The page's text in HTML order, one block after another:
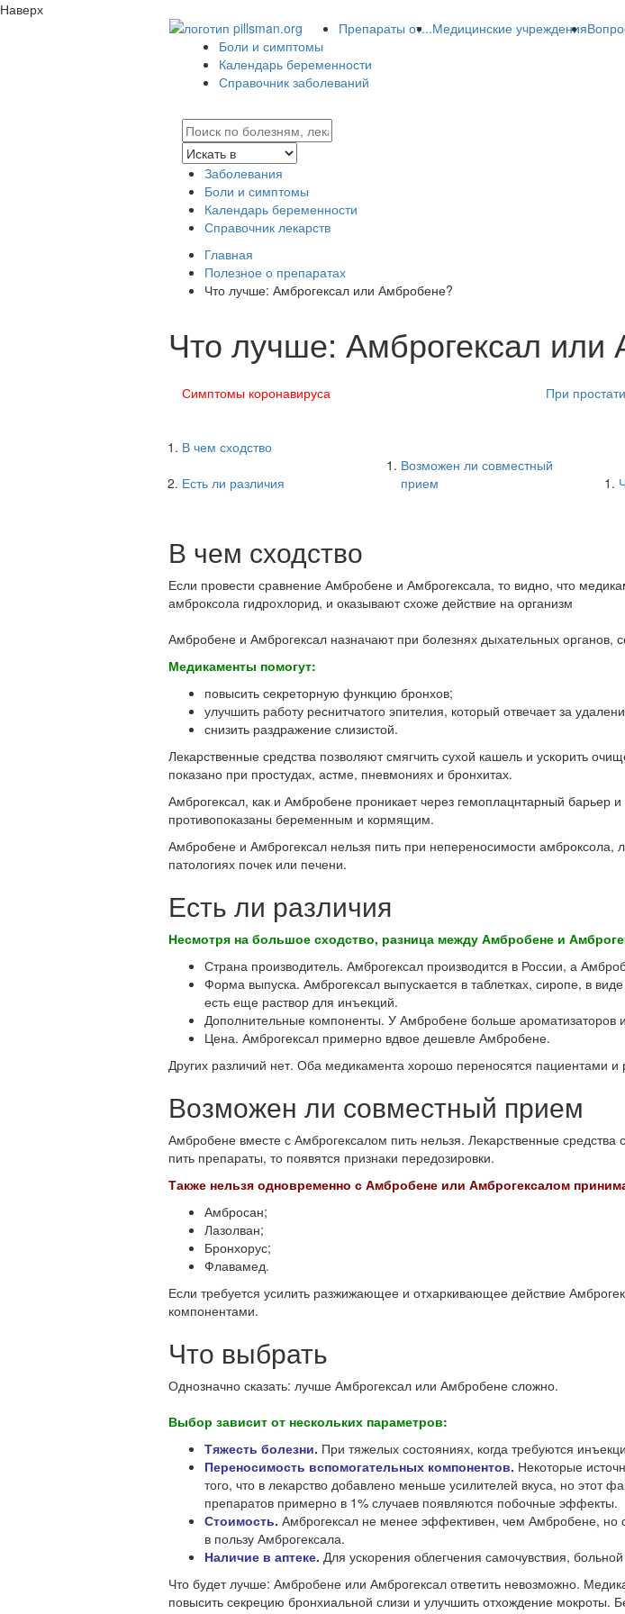
Наверх
Препараты от...Медицинские учреждения
Боли и симптомы
Календарь беременности
Справочник заболеваний
Заболевания
Боли и симптомы
Календарь беременности
Справочник лекарств
Главная
Полезное о препаратах
Что лучше: Амброгексал или Амбробене?
Что лучше: Амброгексал или
Симптомы коронавируса При
В чем сходство
Есть ли различия
Возможен ли совместный
прием
В чем сходство
Если провести сравнение Амбробене и Амброгексала, то видно, что
амброксола гидрохлорид, и оказывают схоже действие на организм
Амбробене и Амброгексал назначают при болезнях дыхательных
Медикаменты помогут:
повысить секреторную функцию бронхов;
улучшить работу реснитчатого эпителия, который отвечает за
снизить раздражение слизистой.
Лекарственные средства позволяют смягчить сухой кашель и ускорить
показано при простудах, астме, пневмониях и бронхитах.
Амброгексал, как и Амбробене проникает через гемоплацнтарный
противопоказаны беременным и кормящим.
Амбробене и Амброгексал нельзя пить при непереносимости
патологиях почек или печени.
Есть ли различия
Несмотря на большое сходство, разница между Амбробене и
Страна производитель. Амброгексал производится в России, а
Форма выпуска. Амброгексал выпускается в таблетках, сиропе, в
есть еще раствор для инъекций.
Дополнительные компоненты. У Амбробене больше ароматизаторов
Цена. Амброгексал примерно вдвое дешевле Амбробене.
Других различий нет. Оба медикамента хорошо переносятся пациентами
Возможен ли совместный прием
Амбробене вместе с Амброгексалом пить нельзя. Лекарственные
пить препараты, то появятся признаки передозировки.
Также нельзя одновременно с Амбробене или Амброгексалом
Амбросан;
Лазолван;
Бронхорус;
Флавамед.
Если требуется усилить разжижающее и отхаркивающее действие
компонентами.
Что выбрать
Однозначно сказать: лучше Амброгексал или Амбробене сложно.
Выбор зависит от нескольких параметров:
Тяжесть болезни. При тяжелых состояниях, когда требуются
Переносимость вспомогательных компонентов. Некоторые
того, что в лекарство добавлено меньше усилителей вкуса, но
препаратов примерно в 1% случаев появляются побочные эффекты.
Стоимость. Амброгексал не менее эффективен, чем Амбробене, но
в пользу Амброгексала.
Наличие в аптеке. Для ускорения облегчения самочувствия,
Что будет лучше: Амбробене или Амброгексал ответить невозможно.
повысить секрецию бронхиальной слизи и улучшить отхождение мокроты.